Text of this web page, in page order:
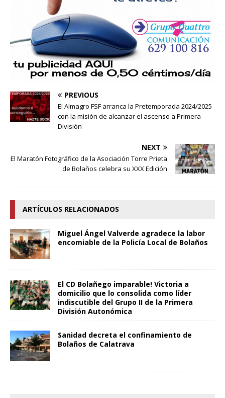
PREVIOUS
El Almagro FSF arranca la Pretemporada 2024/2025
con la misión de alcanzar el ascenso a Primera
División
NEXT
El Maratón Fotográfico de la Asociación Torre Prieta
de Bolaños celebra su XXX Edición
ARTÍCULOS RELACIONADOS
Miguel Ángel Valverde agradece la labor
encomiable de la Policía Local de Bolaños
El CD Bolañego imparable! Victoria a
domicilio que lo consolida como líder
indiscutible del Grupo II de la Primera
División Autonómica
Sanidad decreta el confinamiento de
Bolaños de Calatrava